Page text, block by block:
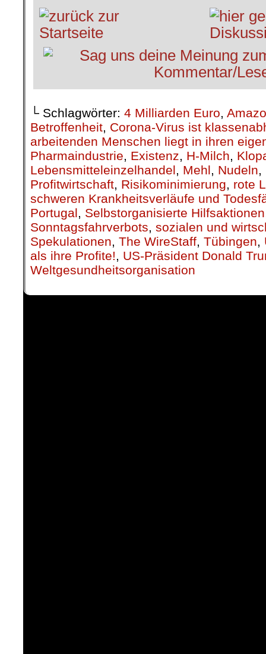
└ Schlagwörter: 4 Milliarden Euro,
Betroffenheit, Corona-Virus ist
arbeitenden Menschen liegt in ihren
Pharmaindustrie, Existenz, H-Milch,
Lebensmitteleinzelhandel, Mehl, Nudeln,
Profitwirtschaft, Risikominimierung, rote
schweren Krankheitsverläufe und
Portugal, Selbstorganisierte Hilfsaktionen
Sonntagsfahrverbots, sozialen und
Spekulationen, The WireStaff, Tübingen,
als ihre Profite!, US-Präsident Donald
Weltgesundheitsorganisation